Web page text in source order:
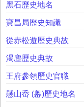
黑石歷史地名
寶昌局歷史知識
從赤松遊歷史典故
渴塵歷史典故
王府參領歷史官職
懸山岙 (嶴)歷史地名